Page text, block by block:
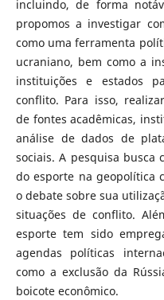
incluindo, de forma
propomos a investigar
como uma ferramenta
ucraniano, bem como a
instituições e estados
conflito. Para isso,
de fontes acadêmicas,
análise de dados de
sociais. A pesquisa busca
do esporte na geopolítica
o debate sobre sua
situações de conflito.
esporte tem sido
agendas políticas
como a exclusão da
boicote econômico.